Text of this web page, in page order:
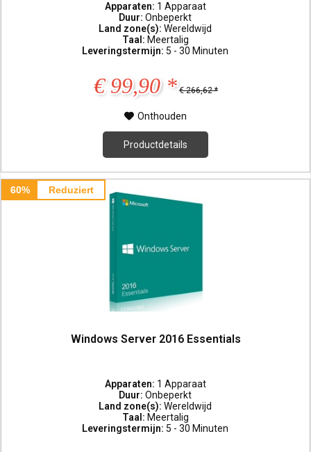
Apparaten: 1 Apparaat
Duur:Onbeperkt
Land zone(s):Wereldwijd
Taal: Meertalig
Leveringstermijn: 5 - 30 Minuten
€ 99,90 * € 266,62 *
Onthouden
Productdetails
60% Reduziert
Windows Server 2016 Essentials
Apparaten: 1 Apparaat
Duur:Onbeperkt
Land zone(s):Wereldwijd
Taal: Meertalig
Leveringstermijn: 5 - 30 Minuten